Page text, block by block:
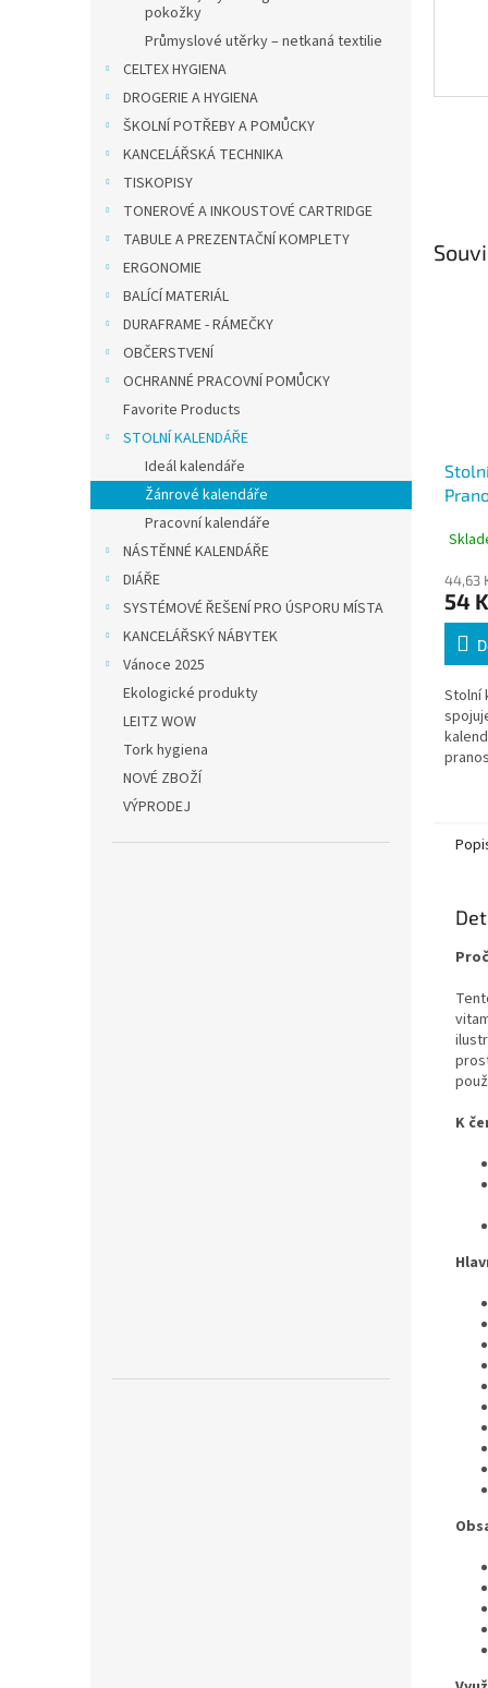
pokožky
Průmyslové utěrky – netkaná textilie
CELTEX HYGIENA
DROGERIE A HYGIENA
ŠKOLNÍ POTŘEBY A POMŮCKY
KANCELÁŘSKÁ TECHNIKA
TISKOPISY
TONEROVÉ A INKOUSTOVÉ CARTRIDGE
TABULE A PREZENTAČNÍ KOMPLETY
ERGONOMIE
BALÍCÍ MATERIÁL
DURAFRAME - RÁMEČKY
OBČERSTVENÍ
OCHRANNÉ PRACOVNÍ POMŮCKY
Favorite Products
STOLNÍ KALENDÁŘE
Ideál kalendáře
Žánrové kalendáře
Pracovní kalendáře
NÁSTĚNNÉ KALENDÁŘE
DIÁŘE
SYSTÉMOVÉ ŘEŠENÍ PRO ÚSPORU MÍSTA
KANCELÁŘSKÝ NÁBYTEK
Vánoce 2025
Ekologické produkty
LEITZ WOW
Tork hygiena
NOVÉ ZBOŽÍ
VÝPRODEJ
44,63
54
Stolní
K